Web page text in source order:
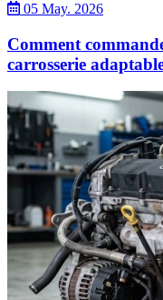
05 May. 2026
Comment
carrosserie